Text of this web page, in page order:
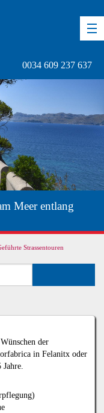
0034 609 237 637
Meer entlang
Strassentouren
der
in Felanitx oder
Jahre.